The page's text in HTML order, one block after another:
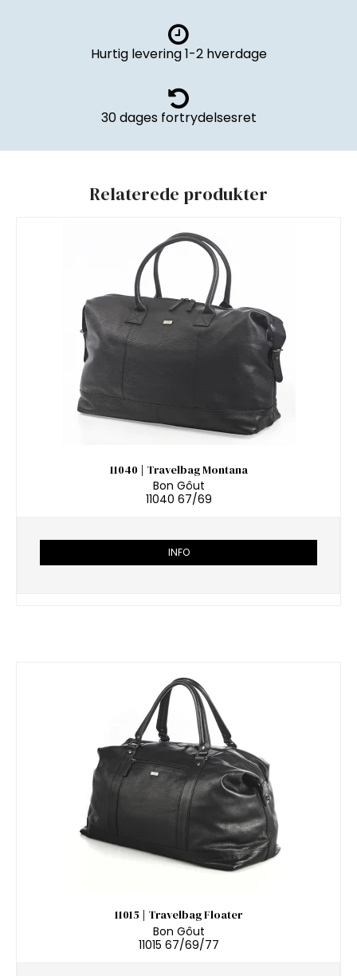
Hurtig levering 1-2 hverdage
30 dages fortrydelsesret
Relaterede produkter
11040 | Travelbag Montana
Bon Gôut
11040 67/69
INFO
11015 | Travelbag Floater
Bon Gôut
11015 67/69/77